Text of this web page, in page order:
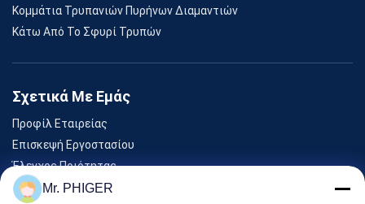
Κομμάτια Τρυπανιών Πυρήνων Διαμαντιών
Κάτω Από Το Σφυρί Τρυπών
Σχετικά Με Εμάς
Προφίλ Εταιρείας
Επισκεψή Εργοστασίου
Έλεγχος Ποιότητας
SitemapMr. PHIGER